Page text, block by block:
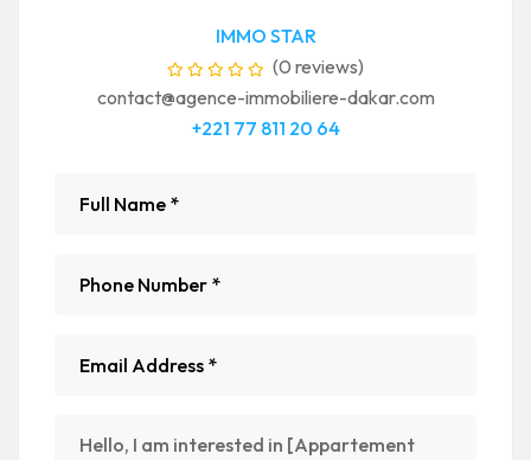
IMMO STAR
(0 reviews)
contact@agence-immobiliere-dakar.com
+221 77 811 20 64